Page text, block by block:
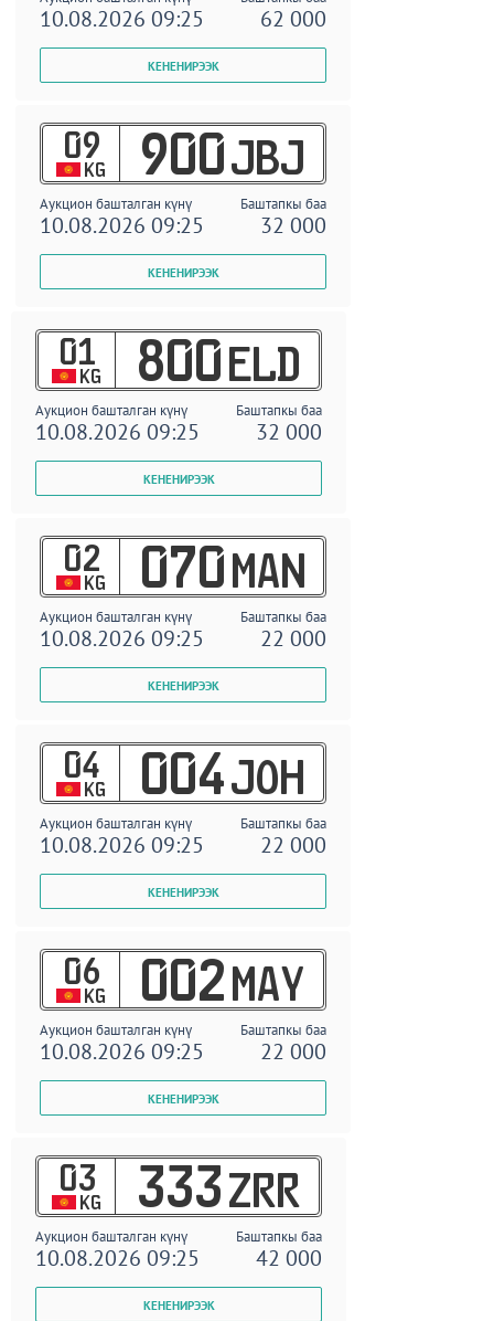
10.08.2026 09:25 62 000
09
KG 900 JBJ
Аукцион башталган күнү Баштапкы баа
10.08.2026 09:25 32 000
01
KG 800 ELD
Аукцион башталган күнү Баштапкы баа
10.08.2026 09:25 32 000
02
KG 070 MAN
Аукцион башталган күнү Баштапкы баа
10.08.2026 09:25 22 000
04
KG 004 JOH
Аукцион башталган күнү Баштапкы баа
10.08.2026 09:25 22 000
06
KG 002 MAY
Аукцион башталган күнү Баштапкы баа
10.08.2026 09:25 22 000
03
KG 333 ZRR
Аукцион башталган күнү Баштапкы баа
10.08.2026 09:25 42 000